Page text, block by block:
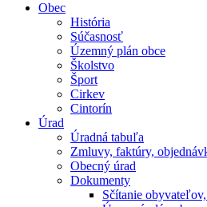
Obec
História
Súčasnosť
Územný plán obce
Školstvo
Šport
Cirkev
Cintorín
Úrad
Úradná tabuľa
Zmluvy, faktúry,
Obecný úrad
Dokumenty
Sčítanie